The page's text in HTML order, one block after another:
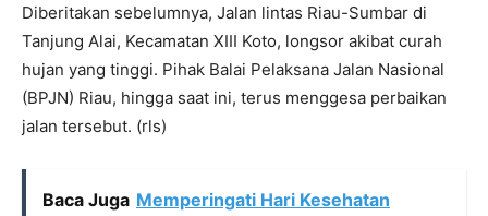
Diberitakan sebelumnya, Jalan lintas Riau-Sumbar di
Tanjung Alai, Kecamatan XIII Koto, longsor akibat curah
hujan yang tinggi. Pihak Balai Pelaksana Jalan Nasional
(BPJN) Riau, hingga saat ini, terus menggesa perbaikan
jalan tersebut. (rls)
Baca Juga Memperingati Hari Kesehatan